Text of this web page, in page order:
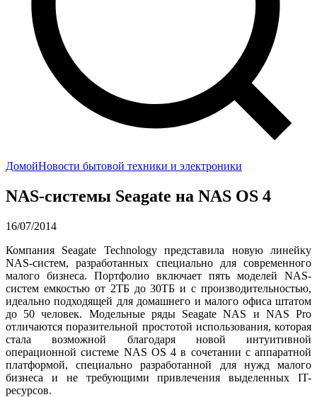
ДомойНовости бытовой техники и электроники
NAS-системы Seagate на NAS OS 4
16/07/2014
Компания Seagate Technology представила новую линейку
NAS-систем, разработанных специально для современного
малого бизнеса. Портфолио включает пять моделей NAS-
систем емкостью от 2ТБ до 30ТБ и с производительностью,
идеально подходящей для домашнего и малого офиса штатом
до 50 человек. Модельные ряды Seagate NAS и NAS Pro
отличаются поразительной простотой использования, которая
стала возможной благодаря новой интуитивной
операционной системе NAS OS 4 в сочетании с аппаратной
платформой, специально разработанной для нужд малого
бизнеса и не требующими привлечения выделенных IT-
ресурсов.